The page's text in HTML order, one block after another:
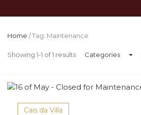
Home /Tag: Maintenance
Showing 1-1 of 1 results Categories
Cais da Villa